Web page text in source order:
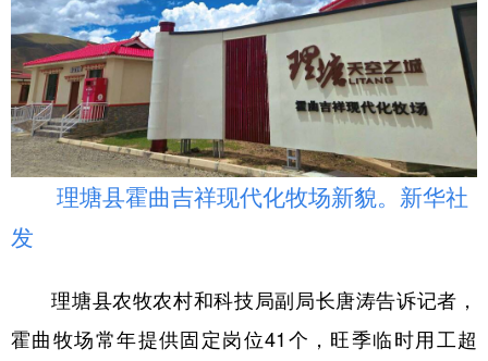
理塘县霍曲吉祥现代化牧场新貌。新华社
发
理塘县农牧农村和科技局副局长唐涛告诉记者，
霍曲牧场常年提供固定岗位41个，旺季临时用工超